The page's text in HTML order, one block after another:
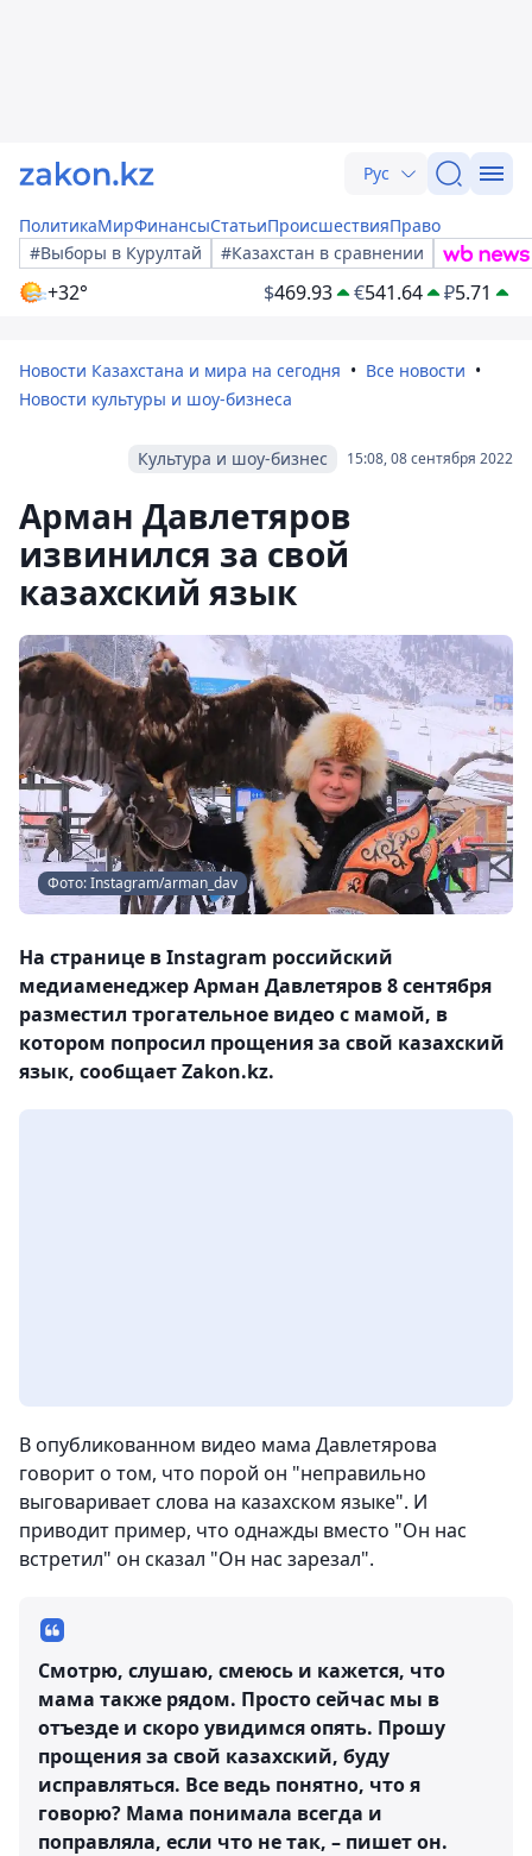
Рус
ПолитикаМирФинансыСтатьиПроисшествияПраво
#Выборы в Курултай
#Казахстан в сравнении
+32° $469.93 €541.64 ₽5.71
Новости Казахстана и мира на сегодня
Все новости
Новости культуры и шоу-бизнеса
15:08, 08 сентября 2022
Культура и шоу-бизнес
Арман Давлетяров
извинился за свой
казахский язык
Фото: Instagram/arman_dav
На странице в Instagram российский
медиаменеджер Арман Давлетяров 8 сентября
разместил трогательное видео с мамой, в
котором попросил прощения за свой казахский
язык, сообщает Zakon.kz.
В опубликованном видео мама Давлетярова
говорит о том, что порой он "неправильно
выговаривает слова на казахском языке". И
приводит пример, что однажды вместо "Он нас
встретил" он сказал "Он нас зарезал".
Смотрю, слушаю, смеюсь и кажется, что
мама также рядом. Просто сейчас мы в
отъезде и скоро увидимся опять. Прошу
прощения за свой казахский, буду
исправляться. Все ведь понятно, что я
говорю? Мама понимала всегда и
поправляла, если что не так, – пишет он.